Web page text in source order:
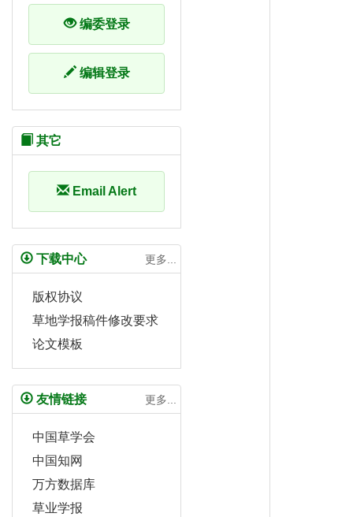
编委登录
编辑登录
其它
Email Alert
下载中心 更多...
版权协议
草地学报稿件修改要求
论文模板
友情链接 更多...
中国草学会
中国知网
万方数据库
草业学报